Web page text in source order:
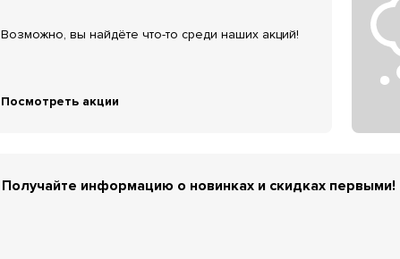
Возможно, вы найдёте что-то среди наших акций!
Посмотреть акции
Получайте информацию о новинках и скидках первыми!